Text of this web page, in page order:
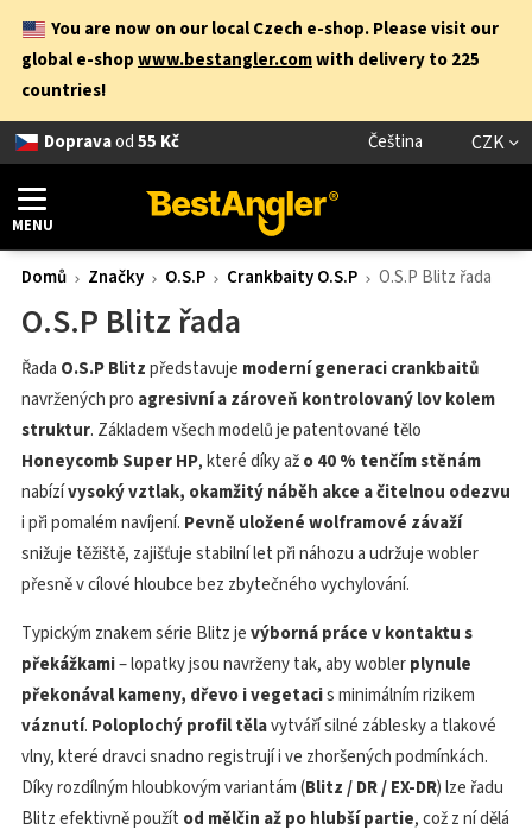
You are now on our local Czech e-shop. Please visit our
global e-shopwww.bestangler.comwith delivery to 225
countries!
Dopravaod55 Kč Čeština CZK
MENU
Domů Značky O.S.P Crankbaity O.S.P O.S.P Blitz řada
O.S.P Blitz řada
Řada O.S.P Blitzpředstavuje moderní generaci crankbaitů
navržených pro agresivní a zároveň kontrolovaný lov kolem
struktur. Základem všech modelů je patentované tělo
Honeycomb Super HP, které díky ažo 40 % tenčím stěnám
nabízívysoký vztlak, okamžitý náběh akce a čitelnou odezvu
i při pomalém navíjení. Pevně uložené wolframové závaží
snižuje těžiště, zajišťuje stabilní let při náhozu a udržuje wobler
přesně v cílové hloubce bez zbytečného vychylování.
Typickým znakem série Blitz jevýborná práce v kontaktu s
překážkami– lopatky jsou navrženy tak, aby woblerplynule
překonával kameny, dřevo i vegetacis minimálním rizikem
váznutí. Poloplochý profil tělavytváří silné záblesky a tlakové
vlny, které dravci snadno registrují i ve zhoršených podmínkách.
Díky rozdílným hloubkovým variantám (Blitz / DR / EX-DR) lze řadu
Blitz efektivně použít od mělčin až po hlubší partie, což z ní dělá